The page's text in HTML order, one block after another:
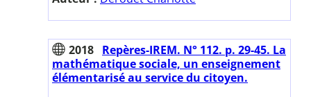
2018 Repères-IREM. N° 112. p. 29-45. La
mathématique sociale, un enseignement
élémentarisé au service du citoyen.